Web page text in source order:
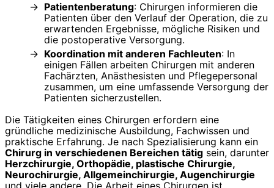
Patientenberatung: Chirurgen informieren die
Patienten über den Verlauf der Operation, die zu
erwartenden Ergebnisse, mögliche Risiken und
die postoperative Versorgung.
Koordination mit anderen Fachleuten: In
einigen Fällen arbeiten Chirurgen mit anderen
Fachärzten, Anästhesisten und Pflegepersonal
zusammen, um eine umfassende Versorgung der
Patienten sicherzustellen.
Die Tätigkeiten eines Chirurgen erfordern eine
gründliche medizinische Ausbildung, Fachwissen und
praktische Erfahrung. Je nach Spezialisierung kann ein
Chirurg in verschiedenen Bereichen tätig sein, darunter
Herzchirurgie, Orthopädie, plastische Chirurgie,
Neurochirurgie, Allgemeinchirurgie, Augenchirurgie